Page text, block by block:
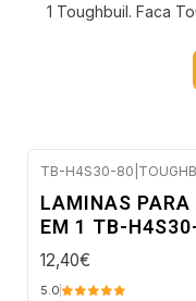
1 Toughbuil. Faca
TB-H4S30-80
LAMINAS PARA
EM 1 TB-
12,40€
5.0